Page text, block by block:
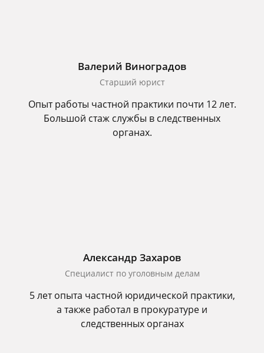
Валерий Виноградов
Старший юрист
Опыт работы частной практики почти 12 лет.
Большой стаж службы в следственных
органах.
Александр Захаров
Специалист по уголовным делам
5 лет опыта частной юридической практики,
а также работал в прокуратуре и
следственных органах